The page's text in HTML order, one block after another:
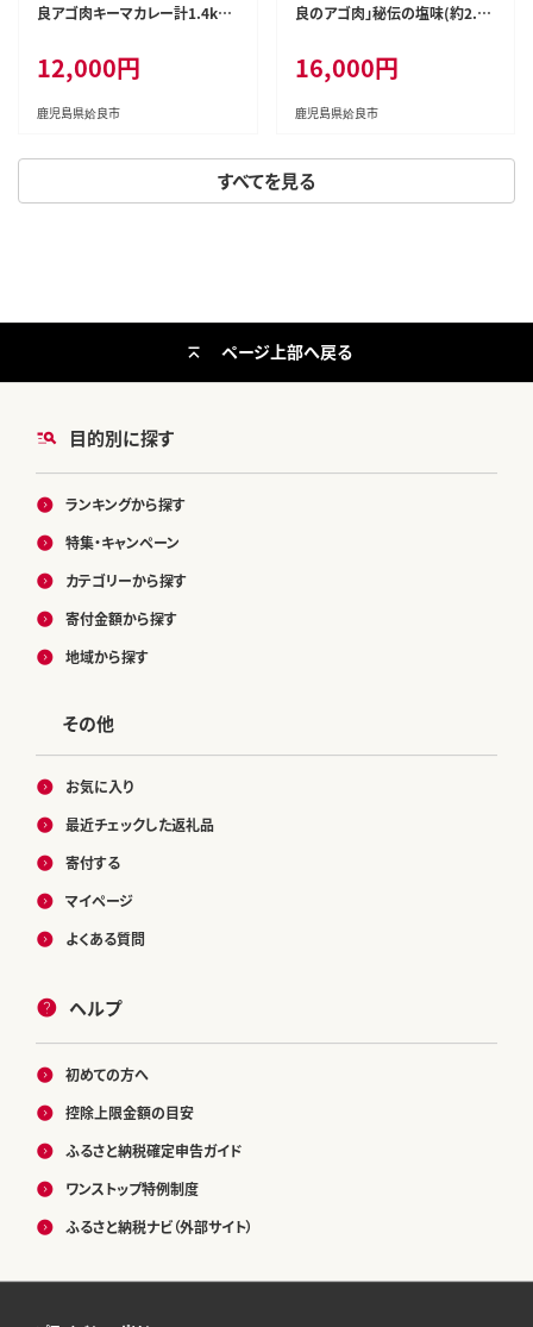
すべてを見る
良アゴ肉キーマカレー計1.4kg
メアゴ肉を挽肉にして玉ねぎ人
参でスパイシーに煮込んで仕上
げました！【うえの屋】
12,000円
鹿児島県姶良市
良のアゴ肉」秘伝の塩味(約2.5k
16,000円
鹿児島県姶良市
目的別に探す
ランキングから探す
特集・キャンペーン
カテゴリーから探す
寄付金額から探す
地域から探す
その他
お気に入り
最近チェックした返礼品
寄付する
マイページ
よくある質問
ヘルプ
初めての方へ
控除上限金額の目安
ふるさと納税確定申告ガイド
ワンストップ特例制度
ふるさと納税ナビ（外部サイト）
ページ上部へ戻る